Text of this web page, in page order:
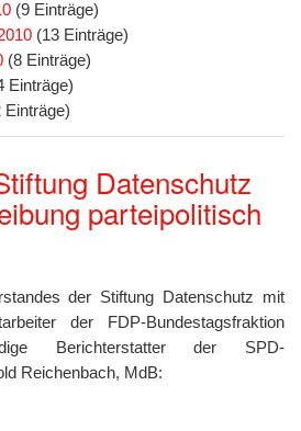
(9 Einträge)
(13 Einträge)
(8 Einträge)
Einträge)
Einträge)
Datenschutz
parteipolitisch
der Stiftung Datenschutz mit
der FDP-Bundestagsfraktion
Berichterstatter der SPD-
Reichenbach, MdB: